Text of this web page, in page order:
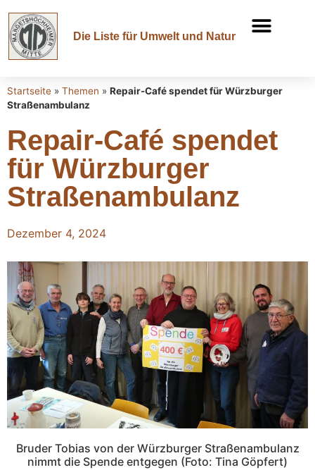
Die Liste für Umwelt und Natur
Startseite » Themen » Repair-Café spendet für Würzburger
Straßenambulanz
Repair-Café spendet
für Würzburger
Straßenambulanz
Dezember 4, 2024
Bruder Tobias von der Würzburger Straßenambulanz
nimmt die Spende entgegen (Foto: Tina Göpfert)